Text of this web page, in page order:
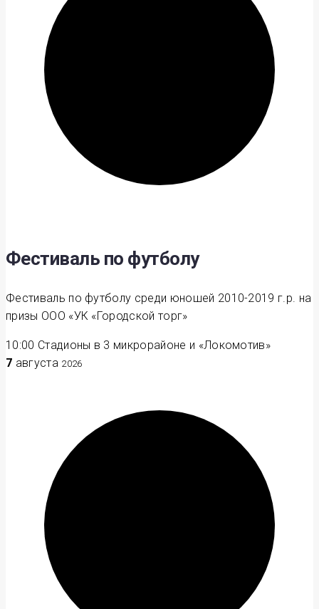
Фестиваль по футболу
Фестиваль по футболу среди юношей 2010-2019 г.р. на
призы ООО «УК «Городской торг»
10:00 Стадионы в 3 микрорайоне и «Локомотив»
7 августа 2026